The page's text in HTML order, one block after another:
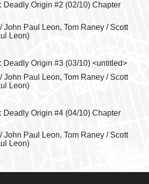
Origin #2 (02/10) Chapter
Paul Leon, Tom Raney / Scott
Leon)
Origin #3 (03/10) <untitled>
Paul Leon, Tom Raney / Scott
Leon)
Origin #4 (04/10) Chapter
Paul Leon, Tom Raney / Scott
Leon)